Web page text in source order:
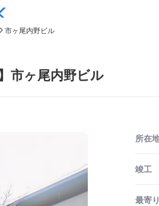
市ヶ尾内野ビル
市ヶ尾内野ビル
所在
竣工
最寄